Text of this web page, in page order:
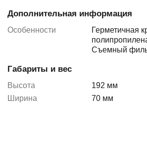
Дополнительная информация
Особенности
Герметичная
Съемный
Габариты и вес
Высота
192 мм
Ширина
70 мм